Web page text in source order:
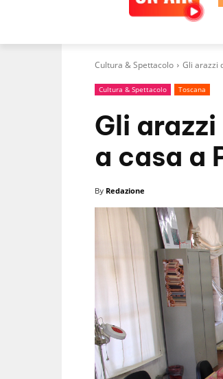
Cultura & Spettacolo Gli arazzi
Cultura & Spettacolo Toscana
Gli
a casa a
By Redazione